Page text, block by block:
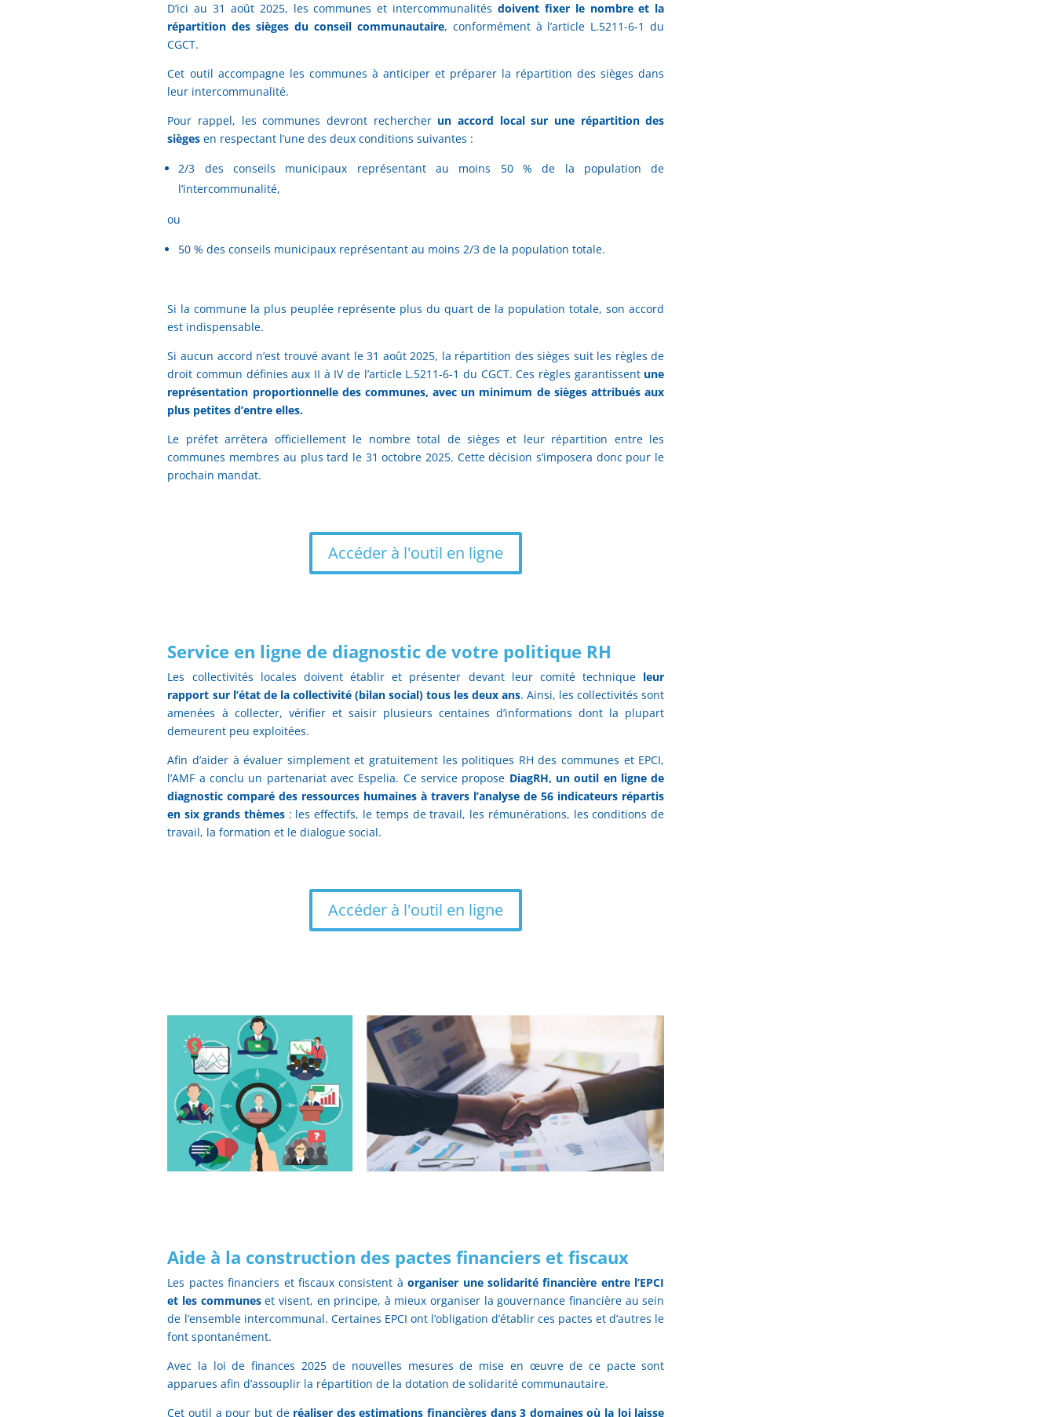
D’ici au 31 août 2025, les communes et intercommunalités doivent fixer le nombre et la
répartition des sièges du conseil communautaire, conformément à l’article L.5211-6-1 du
CGCT.
Cet outil accompagne les communes à anticiper et préparer la répartition des sièges dans
leur intercommunalité.
Pour rappel, les communes devront rechercher un accord local sur une répartition des
siègesen respectant l’une des deux conditions suivantes :
2/3 des conseils municipaux représentant au moins 50 % de la population de
l’intercommunalité,
ou
50 % des conseils municipaux représentant au moins 2/3 de la population totale.
Si la commune la plus peuplée représente plus du quart de la population totale, son accord
est indispensable.
Si aucun accord n’est trouvé avant le 31 août 2025, la répartition des sièges suit les règles de
droit commun définies aux II à IV de l’article L.5211-6-1 du CGCT. Ces règles garantissent une
représentation proportionnelle des communes, avec un minimum de sièges attribués aux
plus petites d’entre elles.
Le préfet arrêtera officiellement le nombre total de sièges et leur répartition entre les
communes membres au plus tard le 31 octobre 2025. Cette décision s’imposera donc pour le
prochain mandat.
Accéder à l'outil en ligne
Service en ligne de diagnostic de votre politique RH
Les collectivités locales doivent établir et présenter devant leur comité technique leur
rapport sur l’état de la collectivité (bilan social) tous les deux ans. Ainsi, les collectivités sont
amenées à collecter, vérifier et saisir plusieurs centaines d’informations dont la plupart
demeurent peu exploitées.
Afin d’aider à évaluer simplement et gratuitement les politiques RH des communes et EPCI,
l’AMF a conclu un partenariat avec Espelia. Ce service propose DiagRH, un outil en ligne de
diagnostic comparé des ressources humaines à travers l’analyse de 56 indicateurs répartis
en six grands thèmes: les effectifs, le temps de travail, les rémunérations, les conditions de
travail, la formation et le dialogue social.
Accéder à l'outil en ligne
Aide à la construction des pactes financiers et fiscaux
Les pactes financiers et fiscaux consistent àorganiser une solidarité financière entre l’EPCI
et les communeset visent, en principe, à mieux organiser la gouvernance financière au sein
de l’ensemble intercommunal. Certaines EPCI ont l’obligation d’établir ces pactes et d’autres le
font spontanément.
Avec la loi de finances 2025 de nouvelles mesures de mise en œuvre de ce pacte sont
apparues afin d’assouplir la répartition de la dotation de solidarité communautaire.
Cet outil a pour but de réaliser des estimations financières dans 3 domaines où la loi laisse